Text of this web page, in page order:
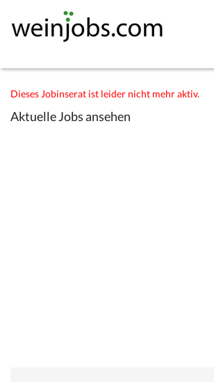
Dieses Jobinserat ist leider nicht mehr aktiv.
Aktuelle Jobs ansehen